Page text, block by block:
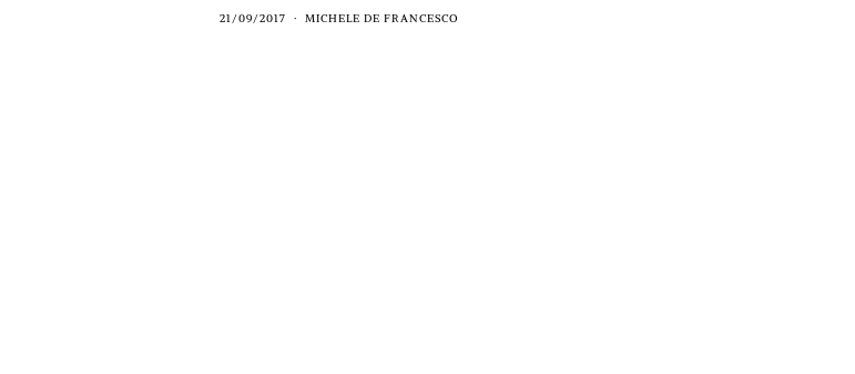
21/09/2017 MICHELE DE FRANCESCO